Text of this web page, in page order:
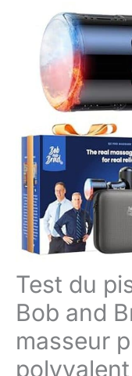
Test du
Bob and
masseur
polyvalent